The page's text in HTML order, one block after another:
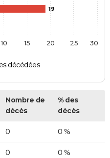
19
décédées
10 15 20 25 30
Nombre de
décès
% des
décès
0 0 %
0 0 %